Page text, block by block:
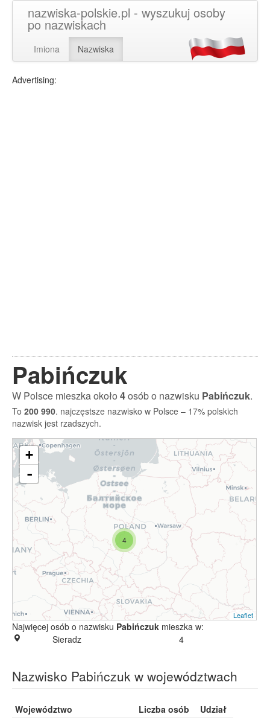
nazwiska-polskie.pl - wyszukuj osoby
po nazwiskach
Imiona Nazwiska
Advertising:
Pabińczuk
W Polsce mieszka około4osób o nazwisku Pabińczuk.
To 200 990. najczęstsze nazwisko w Polsce – 17% polskich
nazwisk jest rzadszych.
4
+
-
Leaflet
Najwięcej osób o nazwisku Pabińczuk mieszka w:
Sieradz
4
Nazwisko Pabińczuk w województwach
Województwo Liczba osób
Udział